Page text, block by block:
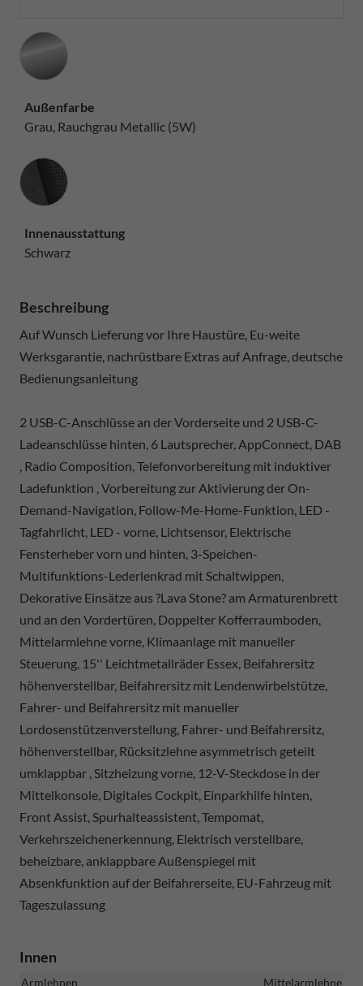
Außenfarbe
Grau, Rauchgrau Metallic (5W)
Innenausstattung
Innenausstattung
Schwarz
Beschreibung
Auf Wunsch Lieferung vor Ihre Haustüre, Eu-weite
Werksgarantie, nachrüstbare Extras auf Anfrage, deutsche
Bedienungsanleitung
2 USB-C-Anschlüsse an der Vorderseite und 2 USB-C-
Ladeanschlüsse hinten, 6 Lautsprecher, AppConnect, DAB
, Radio Composition, Telefonvorbereitung mit induktiver
Ladefunktion , Vorbereitung zur Aktivierung der On-
Demand-Navigation, Follow-Me-Home-Funktion, LED -
Tagfahrlicht, LED - vorne, Lichtsensor, Elektrische
Fensterheber vorn und hinten, 3-Speichen-
Multifunktions-Lederlenkrad mit Schaltwippen,
Dekorative Einsätze aus ?Lava Stone? am Armaturenbrett
und an den Vordertüren, Doppelter Kofferraumboden,
Mittelarmlehne vorne, Klimaanlage mit manueller
Steuerung, 15'' Leichtmetallräder Essex, Beifahrersitz
höhenverstellbar, Beifahrersitz mit Lendenwirbelstütze,
Fahrer- und Beifahrersitz mit manueller
Lordosenstützenverstellung, Fahrer- und Beifahrersitz,
höhenverstellbar, Rücksitzlehne asymmetrisch geteilt
umklappbar , Sitzheizung vorne, 12-V-Steckdose in der
Mittelkonsole, Digitales Cockpit, Einparkhilfe hinten,
Front Assist, Spurhalteassistent, Tempomat,
Verkehrszeichenerkennung, Elektrisch verstellbare,
beheizbare, anklappbare Außenspiegel mit
Absenkfunktion auf der Beifahrerseite, EU-Fahrzeug mit
Tageszulassung
Innen
Armlehnen Mittelarmlehne